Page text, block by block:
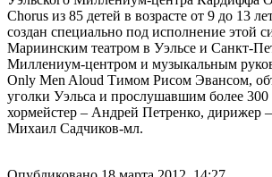
Chorus из 85 детей в возрасте от 9 до 13
создан специально под исполнение этой
Мариинским театром в Уэльсе и Санкт-
Миллениум-центром и музыкальным
Only Men Aloud Тимом Рисом Эвансом,
уголки Уэльса и прослушавшим более 300
хормейстер – Андрей Петренко, дирижер
Михаил Садчиков-мл.